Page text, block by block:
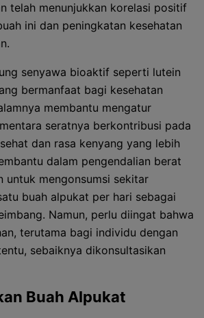
telah menunjukkan korelasi positif
ini dan peningkatan kesehatan
senyawa bioaktif seperti lutein
bermanfaat bagi kesehatan
membantu mengatur
seratnya berkontribusi pada
dan rasa kenyang yang lebih
dalam pengendalian berat
untuk mengonsumsi sekitar
buah alpukat per hari sebagai
Namun, perlu diingat bahwa
terutama bagi individu dengan
sebaiknya dikonsultasikan
Buah Alpukat